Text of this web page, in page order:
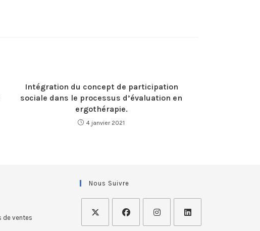
Intégration du concept de participation
sociale dans le processus d’évaluation en
ergothérapie.
4 janvier 2021
de ventes
Nous Suivre